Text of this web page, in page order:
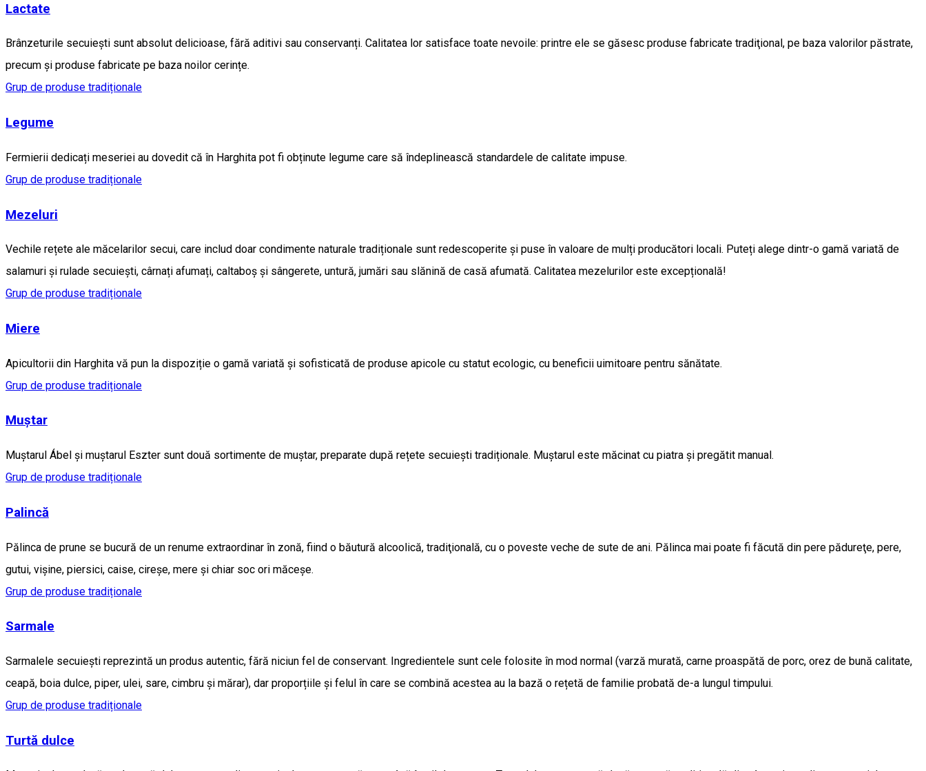
Lactate
Brânzeturile secuieşti sunt absolut delicioase, fără aditivi sau conservanți. Calitatea lor satisface toate nevoile: printre ele se găsesc produse fabricate tradiţional, pe baza valorilor păstrate,
precum şi produse fabricate pe baza noilor cerințe.
Grup de produse tradiționale
Legume
Fermierii dedicați meseriei au dovedit că în Harghita pot fi obținute legume care să îndeplinească standardele de calitate impuse.
Grup de produse tradiționale
Mezeluri
Vechile rețete ale măcelarilor secui, care includ doar condimente naturale tradiționale sunt redescoperite și puse în valoare de mulți producători locali. Puteți alege dintr-o gamă variată de
salamuri și rulade secuiești, cârnați afumați, caltaboș și sângerete, untură, jumări sau slănină de casă afumată. Calitatea mezelurilor este excepțională!
Grup de produse tradiționale
Miere
Apicultorii din Harghita vă pun la dispoziție o gamă variată și sofisticată de produse apicole cu statut ecologic, cu beneficii uimitoare pentru sănătate.
Grup de produse tradiționale
Muștar
Muștarul Ábel și muștarul Eszter sunt două sortimente de muștar, preparate după rețete secuiești tradiționale. Muștarul este măcinat cu piatra și pregătit manual.
Grup de produse tradiționale
Palincă
Pălinca de prune se bucură de un renume extraordinar în zonă, fiind o băutură alcoolică, tradiţională, cu o poveste veche de sute de ani. Pălinca mai poate fi făcută din pere pădureţe, pere,
gutui, vişine, piersici, caise, cireşe, mere şi chiar soc ori măceşe.
Grup de produse tradiționale
Sarmale
Sarmalele secuieşti reprezintă un produs autentic, fără niciun fel de conservant. Ingredientele sunt cele folosite în mod normal (varză murată, carne proaspătă de porc, orez de bună calitate,
ceapă, boia dulce, piper, ulei, sare, cimbru şi mărar), dar proporțiile și felul în care se combină acestea au la bază o rețetă de familie probată de-a lungul timpului.
Grup de produse tradiționale
Turtă dulce